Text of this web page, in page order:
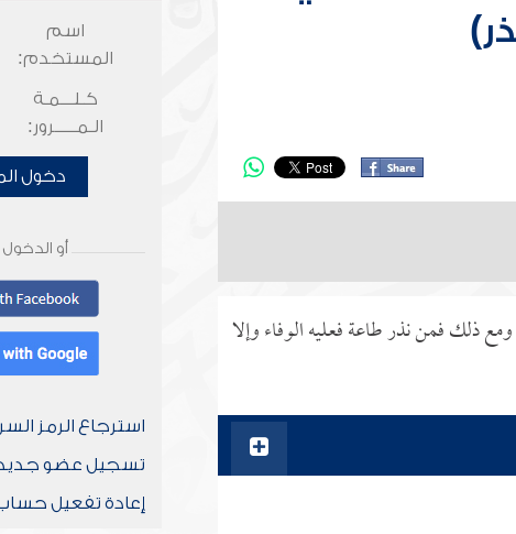
ومع ذلك فمن نذر طاعة فعليه الوفاء وإلا
اسم
المستخدم:
كـلـــمـة
الـمـــــرور:
دخول
أو
استرجاع الرمز
تسجيل عضو
إعادة تفعيل